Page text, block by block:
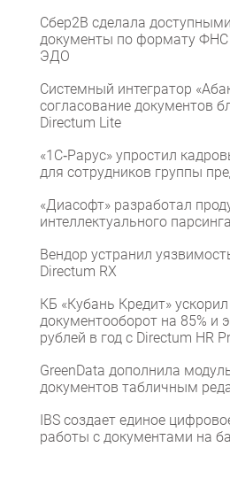
Сбер2B сделала
документы по формату ФНС
ЭДО
Системный интегратор
согласование документов
Directum Lite
«1С‑Рарус» упростил
для сотрудников группы
«Диасофт» разработал
интеллектуального
Вендор устранил
Directum RX
КБ «Кубань Кредит»
документооборот на 85% и
рублей в год с Directum HR
GreenData дополнила
документов табличным
IBS создает единое
работы с документами на